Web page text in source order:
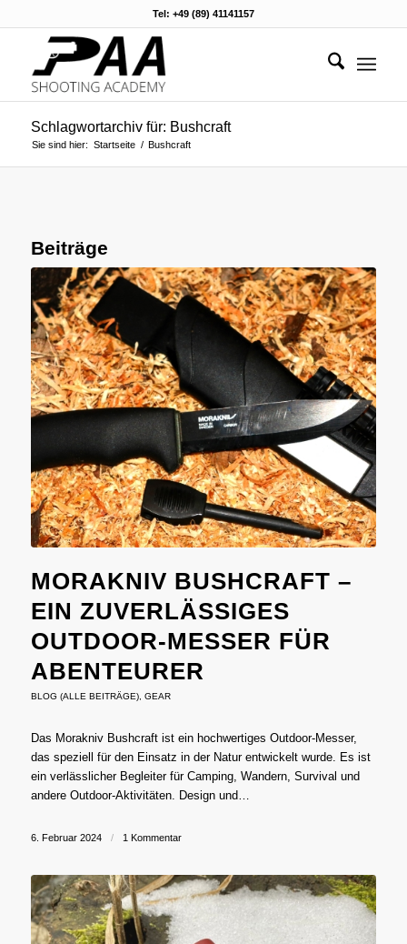
Tel: +49 (89) 41141157
Schlagwortarchiv für: Bushcraft
Sie sind hier: Startseite / Bushcraft
Beiträge
MORAKNIV BUSHCRAFT –
EIN ZUVERLÄSSIGES
OUTDOOR-MESSER FÜR
ABENTEURER
BLOG (ALLE BEITRÄGE), GEAR
Das Morakniv Bushcraft ist ein hochwertiges Outdoor-Messer,
das speziell für den Einsatz in der Natur entwickelt wurde. Es ist
ein verlässlicher Begleiter für Camping, Wandern, Survival und
andere Outdoor-Aktivitäten. Design und…
6. Februar 2024 / 1 Kommentar